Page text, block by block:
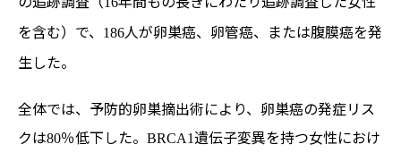
を含む）で、
186人が卵巣癌、卵管癌、または腹膜癌を発
生した。
全体では、予防的卵巣摘出術により、卵巣癌の発症リス
クは80％低下した。 BRCA1遺伝子変異を持つ女性におけ